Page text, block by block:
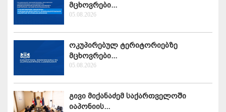
მცხოვრები...
05.08.2026
ოკუპირებულ ტერიტორიებზე
მცხოვრები...
05.08.2026
გივი მიქანაძემ საქართველოში
იაპონიის...